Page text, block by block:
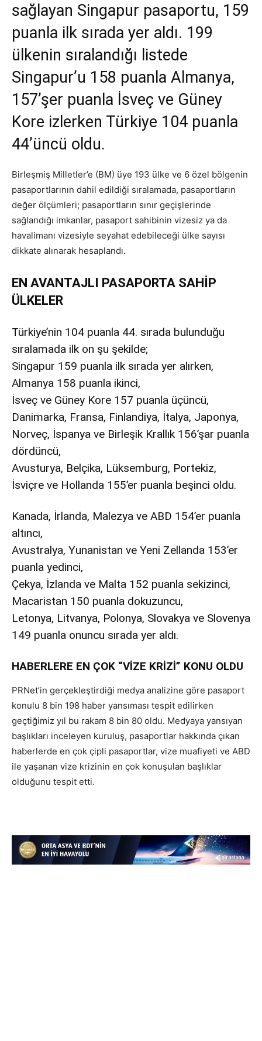
sağlayan Singapur pasaportu, 159
puanla ilk sırada yer aldı. 199
ülkenin sıralandığı listede
Singapur’u 158 puanla Almanya,
157’şer puanla İsveç ve Güney
Kore izlerken Türkiye 104 puanla
44’üncü oldu.
Birleşmiş Milletler’e (BM) üye 193 ülke ve 6 özel bölgenin
pasaportlarının dahil edildiği sıralamada, pasaportların
değer ölçümleri; pasaportların sınır geçişlerinde
sağlandığı imkanlar, pasaport sahibinin vizesiz ya da
havalimanı vizesiyle seyahat edebileceği ülke sayısı
dikkate alınarak hesaplandı.
EN AVANTAJLI PASAPORTA SAHİP
ÜLKELER
Türkiye’nin 104 puanla 44. sırada bulunduğu
sıralamada ilk on şu şekilde;
Singapur 159 puanla ilk sırada yer alırken,
Almanya 158 puanla ikinci,
İsveç ve Güney Kore 157 puanla üçüncü,
Danimarka, Fransa, Finlandiya, İtalya, Japonya,
Norveç, İspanya ve Birleşik Krallık 156’şar puanla
dördüncü,
Avusturya, Belçika, Lüksemburg, Portekiz,
İsviçre ve Hollanda 155’er puanla beşinci oldu.
Kanada, İrlanda, Malezya ve ABD 154’er puanla
altıncı,
Avustralya, Yunanistan ve Yeni Zellanda 153’er
puanla yedinci,
Çekya, İzlanda ve Malta 152 puanla sekizinci,
Macaristan 150 puanla dokuzuncu,
Letonya, Litvanya, Polonya, Slovakya ve Slovenya
149 puanla onuncu sırada yer aldı.
HABERLERE EN ÇOK “VİZE KRİZİ” KONU OLDU
PRNet’in gerçekleştirdiği medya analizine göre pasaport
konulu 8 bin 198 haber yansıması tespit edilirken
geçtiğimiz yıl bu rakam 8 bin 80 oldu. Medyaya yansıyan
başlıkları inceleyen kuruluş, pasaportlar hakkında çıkan
haberlerde en çok çipli pasaportlar, vize muafiyeti ve ABD
ile yaşanan vize krizinin en çok konuşulan başlıklar
olduğunu tespit etti.